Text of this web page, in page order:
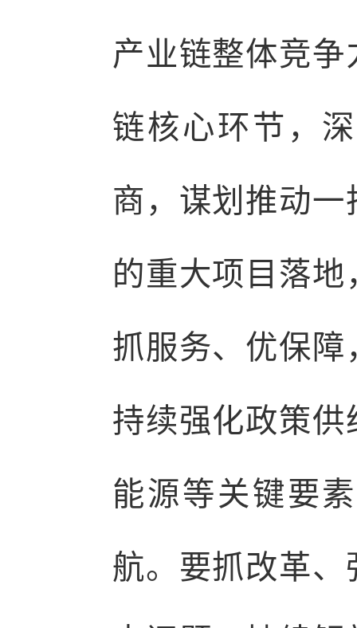
产业链整体竞
链核心环节，
商，谋划推动
的重大项目落
抓服务、优保
持续强化政策
能源等关键要
航。要抓改革